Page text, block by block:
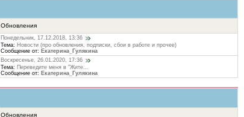
Обновления
Понедельник, 17.12.2018, 13:36
Тема: Новости (про обновления, подписки, сбои в работе и прочее)
Сообщение от: Екатерина_Гулякина
Воскресенье, 26.01.2020, 17:36
Тема: Переведите меня в "Жите...
Сообщение от: Екатерина_Гулякина
Обновления